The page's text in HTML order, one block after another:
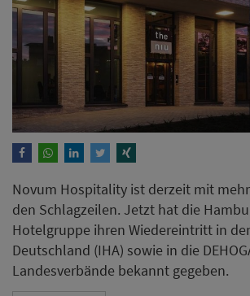
Novum Hospitality ist derzeit mit
den Schlagzeilen. Jetzt hat die
Hotelgruppe ihren Wiedereintritt in
Deutschland (IHA) sowie in die
Landesverbände bekannt gegeben.